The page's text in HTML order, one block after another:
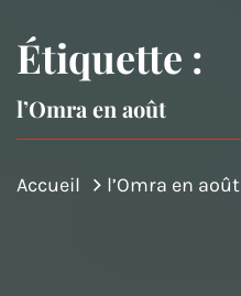
Étiquette :
l’Omra en août
Accueil l’Omra en août